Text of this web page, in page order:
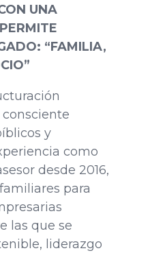
UNA
“FAMILIA,
y
como
desde 2016,
para
las que se
liderazgo